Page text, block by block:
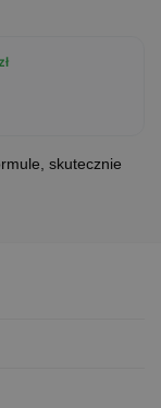
skutecznie